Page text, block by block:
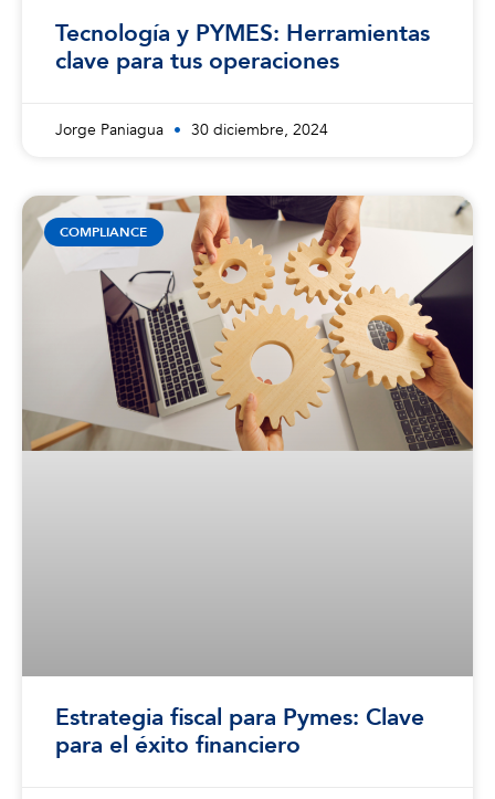
Tecnología y PYMES: Herramientas
clave para tus operaciones
Jorge Paniagua 30 diciembre, 2024
COMPLIANCE
Estrategia fiscal para Pymes: Clave
para el éxito financiero